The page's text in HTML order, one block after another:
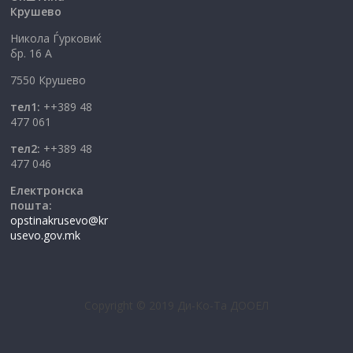
Крушево
Никола Ѓурковиќ
бр. 16 А
7550 Крушево
тел1: ++389 48
477 061
тел2: ++389 48
477 046
Електронска
пошта:
opstinakrusevo@kr
usevo.gov.mk